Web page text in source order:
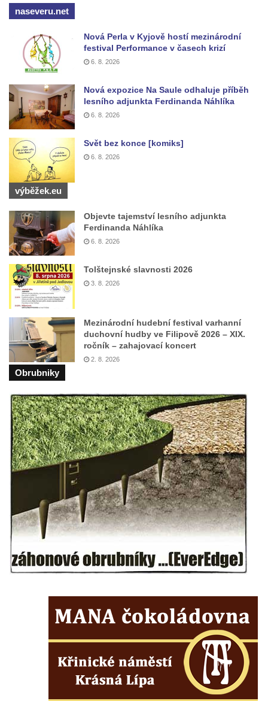
naseveru.net
Nová Perla v Kyjově hostí mezinárodní
festival Performance v časech krizí
6. 8. 2026
Nová expozice Na Saule odhaluje příběh
lesního adjunkta Ferdinanda Náhlíka
6. 8. 2026
Svět bez konce [komiks]
6. 8. 2026
výběžek.eu
Objevte tajemství lesního adjunkta
Ferdinanda Náhlíka
6. 8. 2026
Tolštejnské slavnosti 2026
3. 8. 2026
Mezinárodní hudební festival varhanní
duchovní hudby ve Filipově 2026 – XIX.
ročník – zahajovací koncert
2. 8. 2026
Obrubniky